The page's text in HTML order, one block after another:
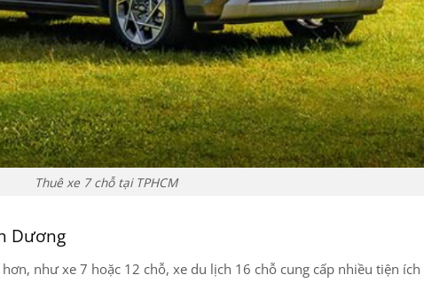
Thuê xe 7 chỗ tại TPHCM
Dương
như xe 7 hoặc 12 chỗ, xe du lịch 16 chỗ cung cấp nhiều tiện